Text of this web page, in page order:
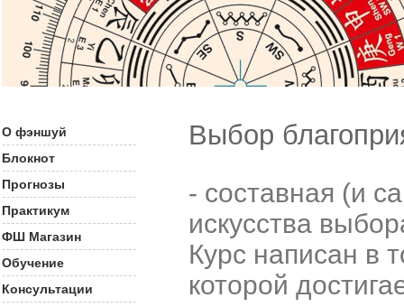
Выбор
- составная (и
искусства
Курс написан в
которой
О фэншуй
Блокнот
Прогнозы
Практикум
ФШ Магазин
Обучение
Консультации